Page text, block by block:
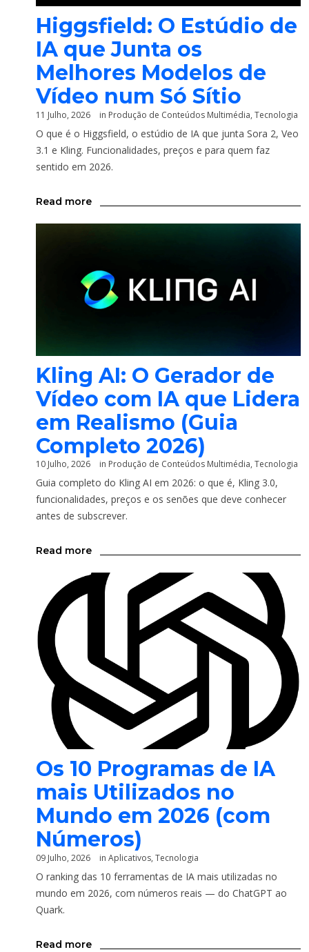
Higgsfield: O Estúdio de
IA que Junta os
Melhores Modelos de
Vídeo num Só Sítio
11 Julho, 2026 in Produção de Conteúdos Multimédia, Tecnologia
O que é o Higgsfield, o estúdio de IA que junta Sora 2, Veo
3.1 e Kling. Funcionalidades, preços e para quem faz
sentido em 2026.
Read more
Kling AI: O Gerador de
Vídeo com IA que Lidera
em Realismo (Guia
Completo 2026)
10 Julho, 2026 in Produção de Conteúdos Multimédia, Tecnologia
Guia completo do Kling AI em 2026: o que é, Kling 3.0,
funcionalidades, preços e os senões que deve conhecer
antes de subscrever.
Read more
Os 10 Programas de IA
mais Utilizados no
Mundo em 2026 (com
Números)
09 Julho, 2026 in Aplicativos, Tecnologia
O ranking das 10 ferramentas de IA mais utilizadas no
mundo em 2026, com números reais — do ChatGPT ao
Quark.
Read more